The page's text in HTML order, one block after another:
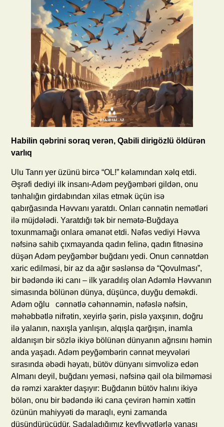
Habilin qəbrini soraq verən, Qabili dirigözlü öldürən
varlıq
Ulu Tanrı yer üzünü bircə “OL!” kəlamından xəlq etdi.
Əşrəfi dediyi ilk insanı-Adəm peyğəmbəri gildən, onu
tənhalığın girdabından xilas etmək üçün isə
qabırğasında Həvvanı yaratdı. Onları cənnətin nemətləri
ilə müjdələdi. Yaratdığı tək bir nemətə-Buğdaya
toxunmamağı onlara əmanət etdi. Nəfəs vediyi Həvva
nəfsinə sahib çıxmayanda qadın felinə, qadın fitnəsinə
düşən Adəm peyğəmbər buğdanı yedi. Onun cənnətdən
xaric edilməsi, bir az da ağır səslənsə də “Qovulması”,
bir bədəndə iki canı – ilk yaradılış olan Adəmlə Həvvanın
simasında bölünən dünya, düşüncə, duyğu deməkdi.
Adəm oğlu cənnətlə cəhənnəmin, nəfəslə nəfsin,
məhəbbətlə nifrətin, xeyirlə şərin, pislə yaxşının, doğru
ilə yalanın, naxışla yanlışın, alqışla qarğışın, inamla
aldanışın bir sözlə ikiyə bölünən dünyanın ağrısını həmin
anda yaşadı. Adəm peyğəmbərin cənnət meyvələri
sırasında əbədi həyatı, bütöv dünyanı simvolizə edən
Almanı deyil, buğdanı yeməsi, nəfsinə qail ola bilməməsi
də rəmzi xarakter daşıyır: Buğdanın bütöv halını ikiyə
bölən, onu bir bədəndə iki cana çevirən həmin xəttin
özünün mahiyyəti də maraqlı, eyni zamanda
düşündürücüdür. Sadaladığımız keyfiyyətlərlə yanaşı